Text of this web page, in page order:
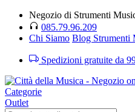
Negozio di Strumenti
085.79.96.209
Chi Siamo Blog Strumenti
Spedizioni gratuite da
Categorie
Outlet